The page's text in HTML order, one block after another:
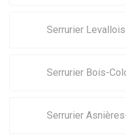
Serrurier
Serrurier Bois-
Serrurier